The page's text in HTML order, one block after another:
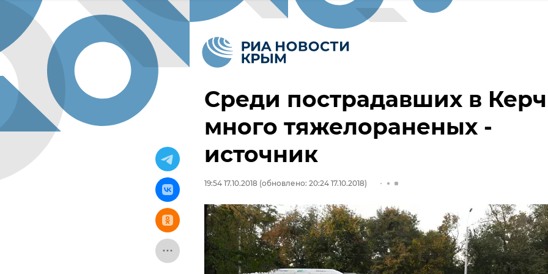
Среди пострадавших в
много тяжелораненых -
источник
19:54 17.10.2018 (обновлено: 20:24 17.10.2018)